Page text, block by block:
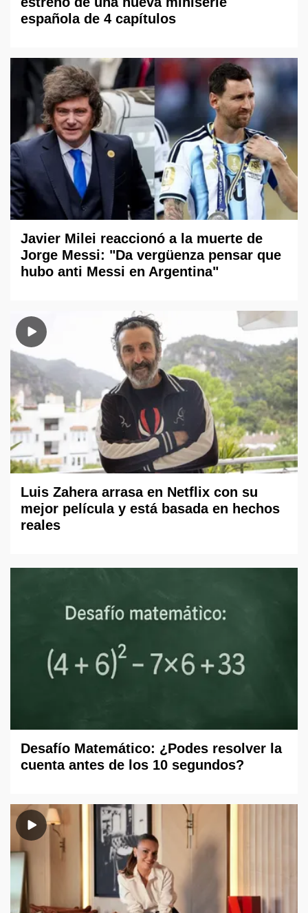
española de 4 capítulos
Javier Milei reaccionó a la muerte de
Jorge Messi: "Da vergüenza pensar que
hubo anti Messi en Argentina"
Luis Zahera arrasa en Netflix con su
mejor película y está basada en hechos
reales
Desafío Matemático: ¿Podes resolver la
cuenta antes de los 10 segundos?